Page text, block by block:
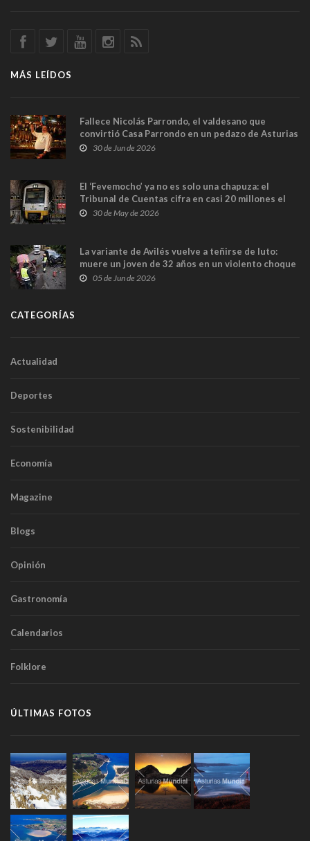
MÁS LEÍDOS
Fallece Nicolás Parrondo, el valdesano que
convirtió Casa Parrondo en un pedazo de Asturias
en Madrid
30 de Jun de 2026
El ‘Fevemocho’ ya no es solo una chapuza: el
Tribunal de Cuentas cifra en casi 20 millones el
sobrecoste de los trenes que no cabían por los
30 de May de 2026
La variante de Avilés vuelve a teñirse de luto:
muere un joven de 32 años en un violento choque
frontal
05 de Jun de 2026
CATEGORÍAS
Actualidad
Deportes
Sostenibilidad
Economía
Magazine
Blogs
Opinión
Gastronomía
Calendarios
Folklore
ÚLTIMAS FOTOS